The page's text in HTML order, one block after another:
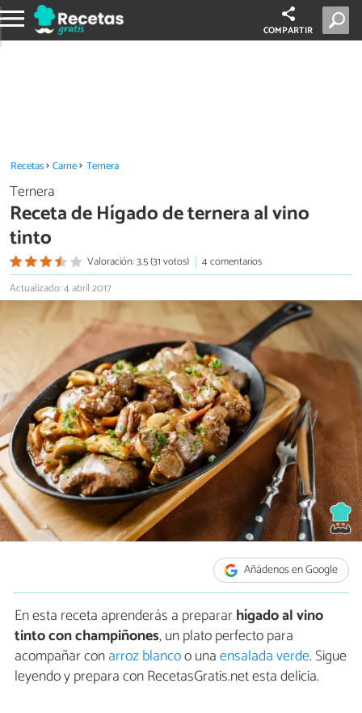
COMPARTIR
Recetas Carne Ternera
Ternera
Receta de Hígado de ternera al vino
tinto
Valoración: 3.5 (31 votos)
4 comentarios
Actualizado: 4 abril 2017
Añádenos en Google
En esta receta aprenderás a prepararhígado al vino
tinto con champiñones, un plato perfecto para
acompañar conarroz blancoo unaensalada verde. Sigue
leyendo y prepara con RecetasGratis.net esta delicia.